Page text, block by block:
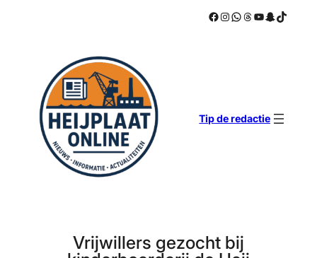
Facebook
Instagram
WhatsApp
Threads
YouTube
Snapchat
TikTok
Tip de redactie
Vrijwillers gezocht bij